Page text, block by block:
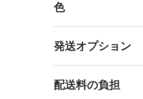
色
発送オプション
配送料の負担